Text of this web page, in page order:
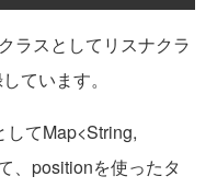
ラスとしてリスナクラ
ています。
てMap<String,
、positionを使ったタ